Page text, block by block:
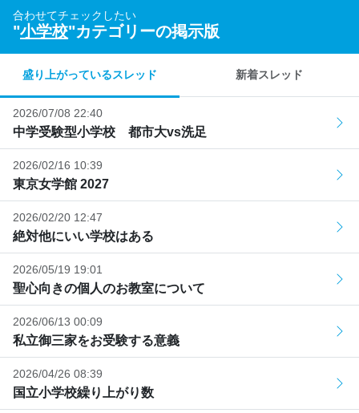
合わせてチェックしたい
"小学校"カテゴリーの掲示版
盛り上がっているスレッド 新着スレッド
2026/07/08 22:40
中学受験型小学校 都市大vs洗足
2026/02/16 10:39
東京女学館 2027
2026/02/20 12:47
絶対他にいい学校はある
2026/05/19 19:01
聖心向きの個人のお教室について
2026/06/13 00:09
私立御三家をお受験する意義
2026/04/26 08:39
国立小学校繰り上がり数